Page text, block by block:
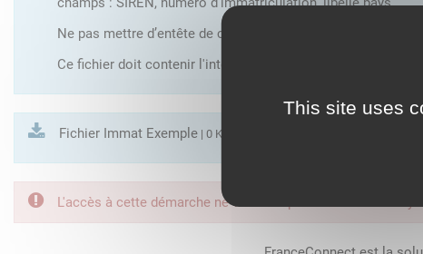
This site uses
Ne pas mettre d’entête de colonne
Ce fichier doit contenir l'intégralité des véhicules exploités
Fichier Immat Exemple | 0 Ko
L'accès à cette démarche ne vous est pas autorisé. Afin d'y